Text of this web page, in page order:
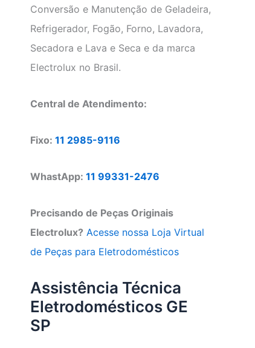
Conversão e Manutenção de Geladeira,
Refrigerador, Fogão, Forno, Lavadora,
Secadora e Lava e Seca e da marca
Electrolux no Brasil.
Central de Atendimento:
Fixo: 11 2985-9116
WhastApp: 11 99331-2476
Precisando de Peças Originais
Electrolux? Acesse nossa Loja Virtual
de Peças para Eletrodomésticos
Assistência Técnica
Eletrodomésticos GE
SP